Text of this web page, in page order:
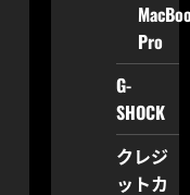
Pro
G-
SHOCK
クレジ
ットカ